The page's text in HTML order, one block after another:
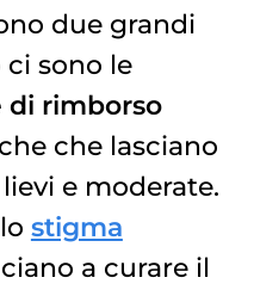
due grandi
sono le
rimborso
che lasciano
e moderate.
stigma
a curare il